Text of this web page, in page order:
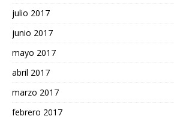
julio 2017
junio 2017
mayo 2017
abril 2017
marzo 2017
febrero 2017